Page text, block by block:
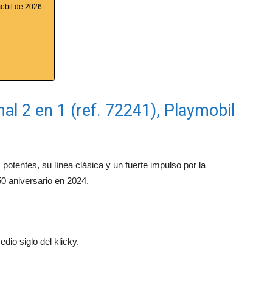
de 2026
2 en 1 (ref. 72241), Playmobil
su línea clásica y un fuerte impulso por la
aniversario en 2024.
siglo del klicky.